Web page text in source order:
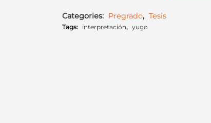
Categories: Pregrado, Tesis
Tags: interpretación, yugo